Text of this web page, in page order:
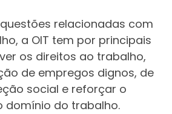
relacionadas com
a OIT tem por principais
os direitos ao trabalho,
de empregos dignos, de
social e reforçar o
domínio do trabalho.